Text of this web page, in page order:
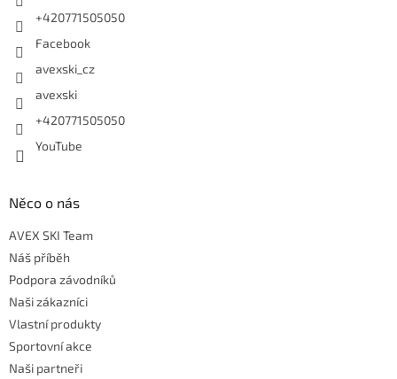
+420771505050
Facebook
avexski_cz
avexski
+420771505050
YouTube
Něco o nás
AVEX SKI Team
Náš příběh
Podpora závodníků
Naši zákazníci
Vlastní produkty
Sportovní akce
Naši partneři